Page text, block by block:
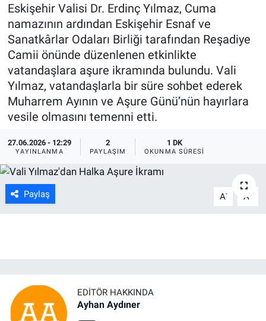
Eskişehir Valisi Dr. Erdinç Yılmaz, Cuma
namazının ardından Eskişehir Esnaf ve
Sanatkârlar Odaları Birliği tarafından Reşadiye
Camii önünde düzenlenen etkinlikte
vatandaşlara aşure ikramında bulundu. Vali
Yılmaz, vatandaşlarla bir süre sohbet ederek
Muharrem Ayının ve Aşure Günü’nün hayırlara
vesile olmasını temenni etti.
27.06.2026 - 12:29
YAYINLANMA
2
PAYLAŞIM
1 DK
OKUNMA SÜRESI
Paylaş A- A +
EDITÖR HAKKINDA
Ayhan Aydıner
SİYASET
TEKNOLOJİ
EKONOMİ
SPOR
ASAYİŞ
Tüm Manşetler
Son Dakika Haberleri
Haber Arşivi